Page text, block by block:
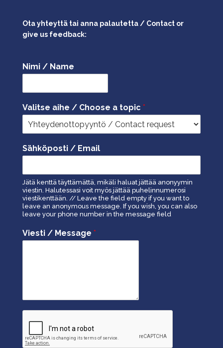
Ota yhteyttä tai anna palautetta / Contact or
give us feedback:
Nimi / Name
Valitse aihe / Choose a topic *
Sähköposti / Email
Jätä kenttä täyttämättä, mikäli haluat jättää anonyymin
viestin. Halutessasi voit myös jättää puhelinnumerosi
viestikenttään. // Leave the field empty if you want to
leave an anonymous message. If you wish, you can also
leave your phone number in the message field
Viesti / Message *